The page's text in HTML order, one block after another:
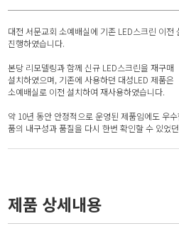
대전 서문교회 소예배실에 기존 LED스크린 이전
진행하였습니다.
본당 리모델링과 함께 신규 LED스크린을 재구매
설치하였으며, 기존에 사용하던 대성LED 제품은
소예배실로 이전 설치하여 재사용하였습니다.
약 10년 동안 안정적으로 운영된 제품임에도 우
품의 내구성과 품질을 다시 한번 확인할 수 있었
제품 상세내용